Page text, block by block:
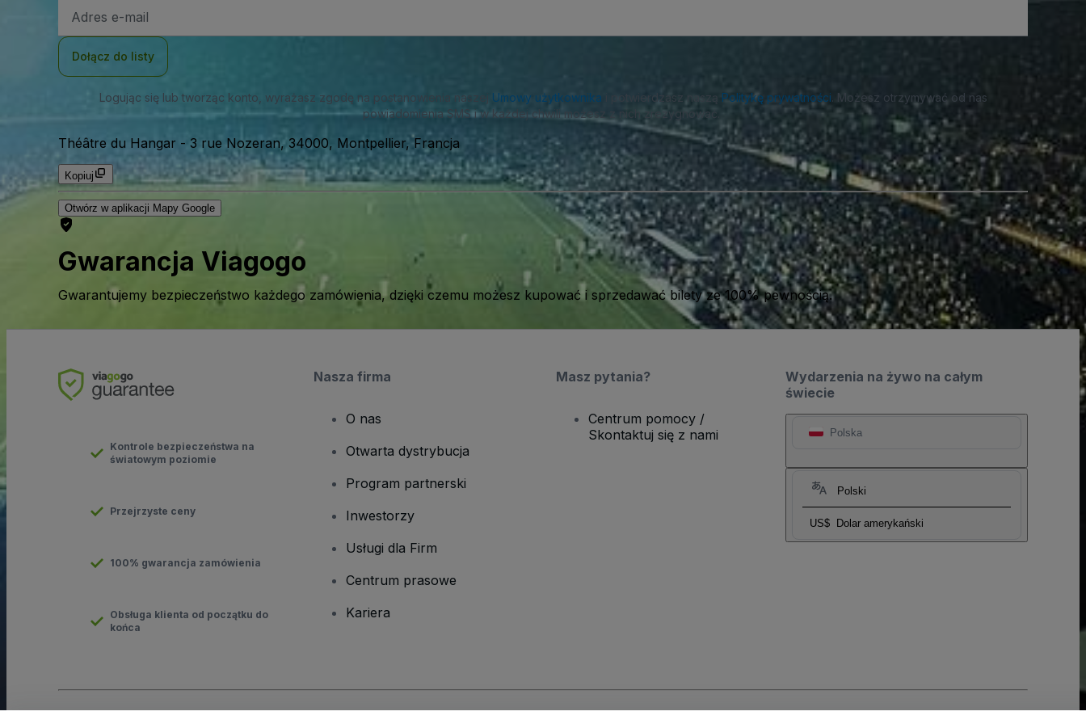
e-
Dołącz do listy
Logując się lub tworząc konto, wyrażasz zgodę na postanowienia naszej Umowy użytkownika i potwierdzasz naszą Politykę prywatności . Możesz otrzymywać od nas
powiadomienia SMS i w każdej chwili możesz z nich zrezygnować.
Théâtre du Hangar - 3 rue Nozeran, 34000, Montpellier, Francja
Kopiuj
Otwórz w aplikacji Mapy Google
Gwarancja Viagogo
Gwarantujemy bezpieczeństwo każdego zamówienia, dzięki czemu możesz kupować i sprzedawać bilety ze 100% pewnością.
Wydarzenia na żywo na całym
świecie
Polska
Polski
US$ Dolar amerykański
Kontrole bezpieczeństwa na
światowym poziomie
Przejrzyste ceny
100% gwarancja zamówienia
Obsługa klienta od początku do
końca
Nasza firma
O nas
Otwarta dystrybucja
Program partnerski
Inwestorzy
Usługi dla Firm
Centrum prasowe
Kariera
Masz pytania?
Centrum pomocy /
Skontaktuj się z nami